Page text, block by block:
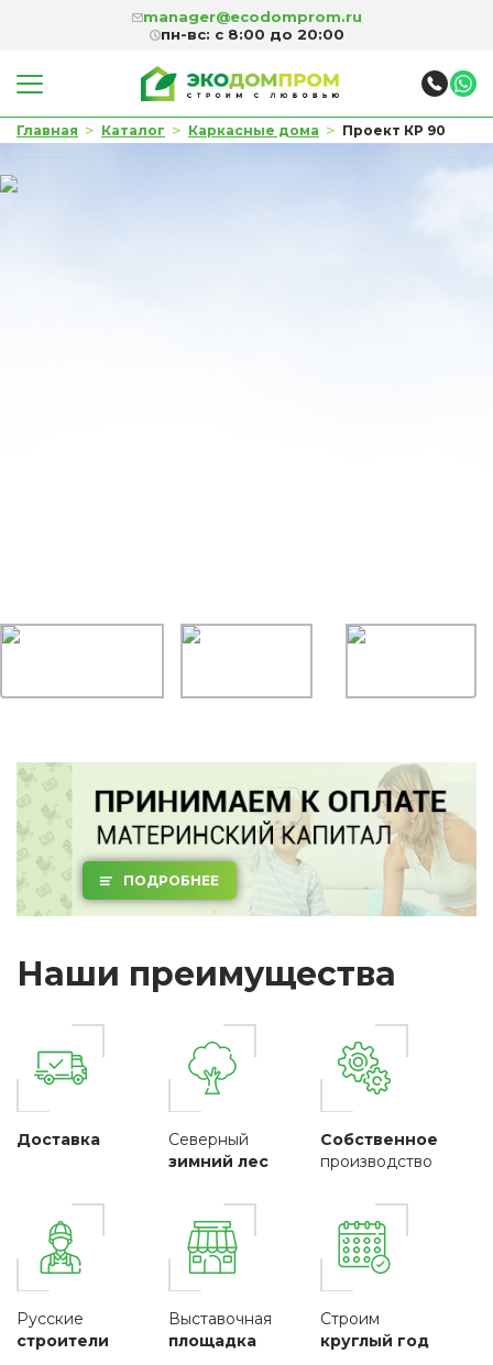
manager@ecodomprom.ru
пн-вс: с 8:00 до 20:00
Главная > Каталог > Каркасные дома > Проект КР 90
ПОДРОБНЕЕ
Наши преимущества
Доставка
Северный
зимний лес
Собственное
производство
Русские
строители
Выставочная
площадка
Строим
круглый год